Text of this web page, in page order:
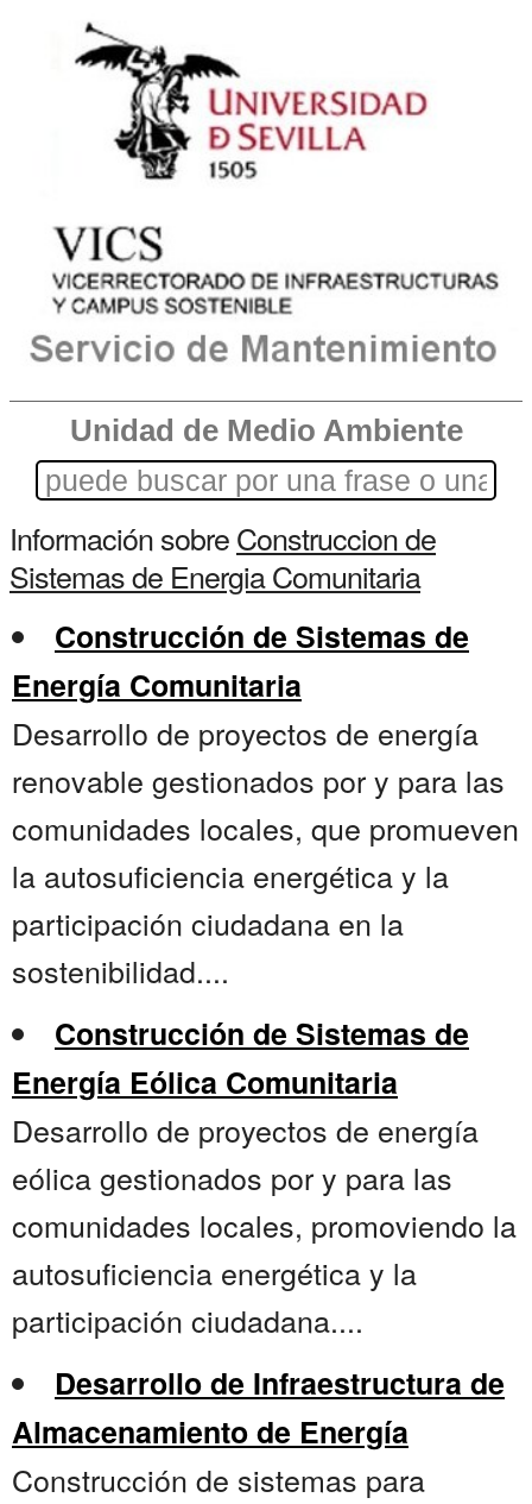
Unidad de Medio Ambiente
Información sobreConstruccion de
Sistemas de Energia Comunitaria
Construcción de Sistemas de
Energía Comunitaria
Desarrollo de proyectos de energía
renovable gestionados por y para las
comunidades locales, que promueven
la autosuficiencia energética y la
participación ciudadana en la
sostenibilidad....
Construcción de Sistemas de
Energía Eólica Comunitaria
Desarrollo de proyectos de energía
eólica gestionados por y para las
comunidades locales, promoviendo la
autosuficiencia energética y la
participación ciudadana....
Desarrollo de Infraestructura de
Almacenamiento de Energía
Construcción de sistemas para